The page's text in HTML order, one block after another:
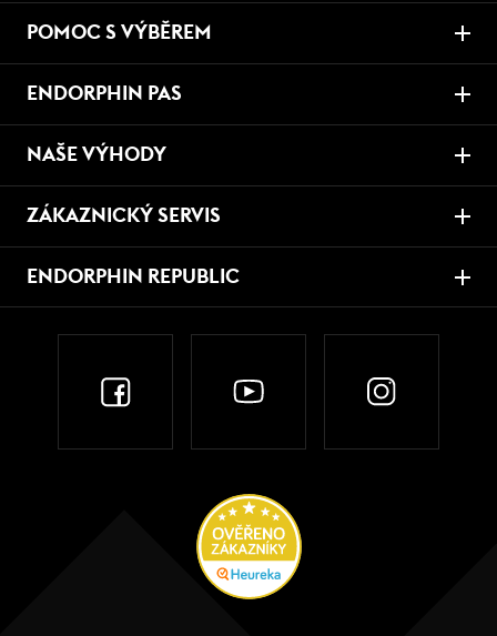
POMOC S VÝBĚREM
ENDORPHIN PAS
NAŠE VÝHODY
ZÁKAZNICKÝ SERVIS
ENDORPHIN REPUBLIC